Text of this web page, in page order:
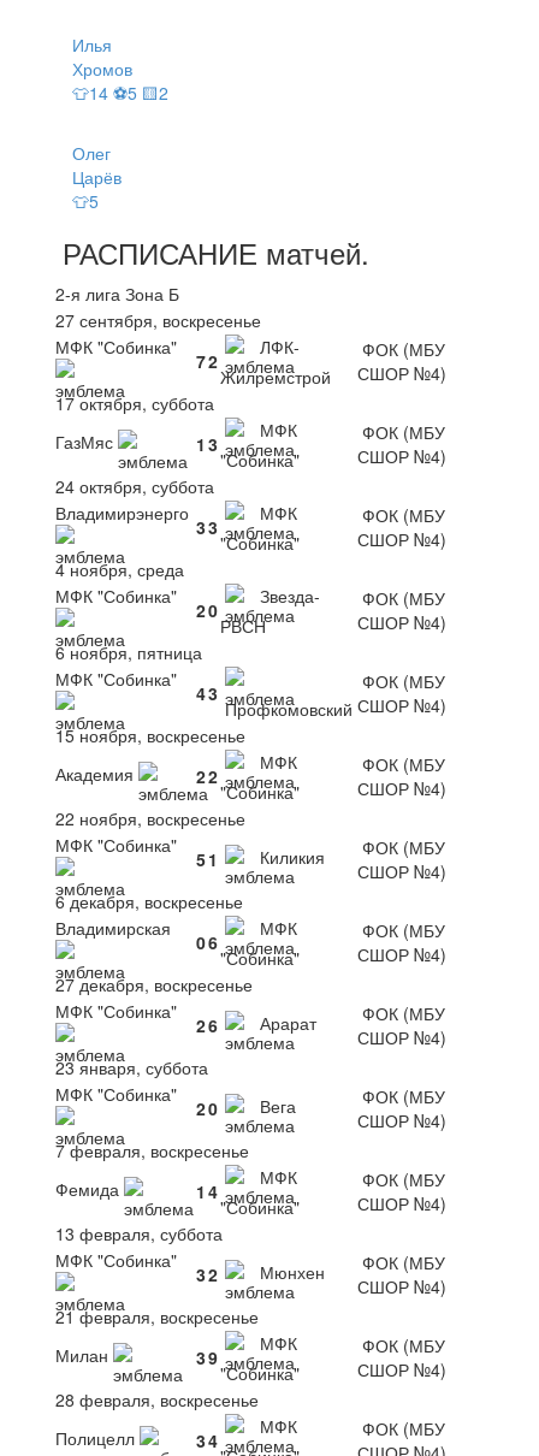
Илья
Хромов
👕14 ⚽5 🟨2
Олег
Царёв
👕5
РАСПИСАНИЕ матчей.
2-я лига Зона Б
27 сентября, воскресенье
МФК "Собинка"
72
ЛФК-
Жилремстрой
ФОК (МБУ
СШОР №4)
17 октября, суббота
ГазМяс
1 3
МФК
"Собинка"
ФОК (МБУ
СШОР №4)
24 октября, суббота
Владимирэнерго
33
МФК
"Собинка"
ФОК (МБУ
СШОР №4)
4 ноября, среда
МФК "Собинка"
20
Звезда-
РВСН
ФОК (МБУ
СШОР №4)
6 ноября, пятница
МФК "Собинка"
43
Профкомовский
ФОК (МБУ
СШОР №4)
15 ноября, воскресенье
Академия
22
МФК
"Собинка"
ФОК (МБУ
СШОР №4)
22 ноября, воскресенье
МФК "Собинка"
51 Киликия
ФОК (МБУ
СШОР №4)
6 декабря, воскресенье
Владимирская
06
МФК
"Собинка"
ФОК (МБУ
СШОР №4)
27 декабря, воскресенье
МФК "Собинка"
26 Арарат
ФОК (МБУ
СШОР №4)
23 января, суббота
МФК "Собинка"
20 Вега
ФОК (МБУ
СШОР №4)
7 февраля, воскресенье
Фемида
1 4
МФК
"Собинка"
ФОК (МБУ
СШОР №4)
13 февраля, суббота
МФК "Собинка"
32 Мюнхен
ФОК (МБУ
СШОР №4)
21 февраля, воскресенье
Милан
39
МФК
"Собинка"
ФОК (МБУ
СШОР №4)
28 февраля, воскресенье
Полицелл
34
МФК
ФОК (МБУ